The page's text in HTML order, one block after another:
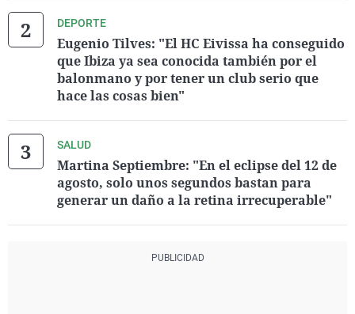
DEPORTE
Eugenio Tilves: "El HC Eivissa ha conseguido
que Ibiza ya sea conocida también por el
balonmano y por tener un club serio que
hace las cosas bien"
SALUD
Martina Septiembre: "En el eclipse del 12 de
agosto, solo unos segundos bastan para
generar un daño a la retina irrecuperable"